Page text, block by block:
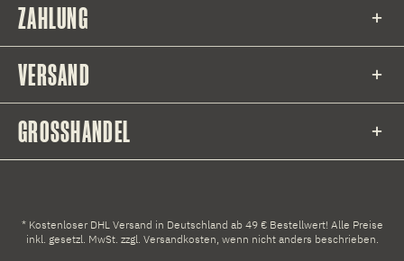
ZAHLUNG
VERSAND
GROSSHANDEL
* Kostenloser DHL Versand in Deutschland ab 49 € Bestellwert! Alle Preise
inkl. gesetzl. MwSt. zzgl. Versandkosten , wenn nicht anders beschrieben.